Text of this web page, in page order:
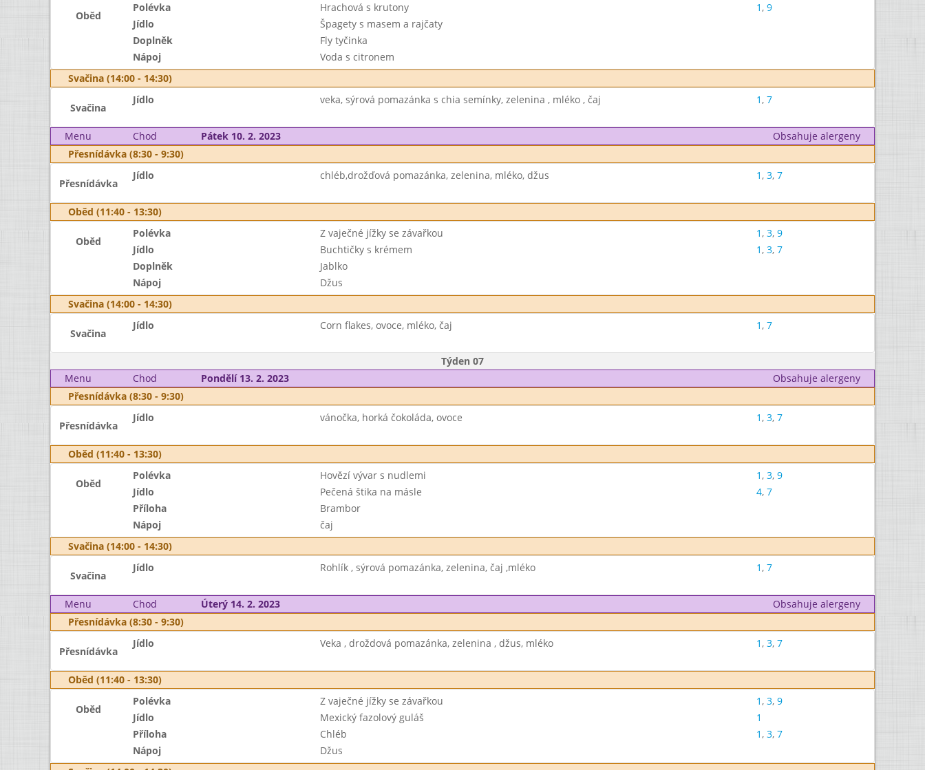
Oběd
Polévka Hrachová s krutony 1, 9
Jídlo
Špagety s masem a rajčaty
Doplněk
Fly tyčinka
Nápoj
Voda s citronem
Svačina (14:00 - 14:30)
Svačina
Jídlo veka, sýrová pomazánka s chia semínky, zelenina , mléko , čaj 1, 7
Menu Chod Pátek 10. 2. 2023
Obsahuje alergeny
Přesnídávka (8:30 - 9:30)
Přesnídávka
Jídlo chléb,drožďová pomazánka, zelenina, mléko, džus 1, 3, 7
Oběd (11:40 - 13:30)
Oběd
Polévka Z vaječné jížky se závařkou 1, 3, 9
Jídlo
Buchtičky s krémem 1, 3, 7
Doplněk
Jablko
Nápoj
Džus
Svačina (14:00 - 14:30)
Svačina
Jídlo Corn flakes, ovoce, mléko, čaj 1, 7
Týden 07
Menu
Chod Pondělí 13. 2. 2023
Obsahuje alergeny
Přesnídávka (8:30 - 9:30)
Přesnídávka
Jídlo vánočka, horká čokoláda, ovoce 1, 3, 7
Oběd (11:40 - 13:30)
Oběd
Polévka Hovězí vývar s nudlemi 1, 3, 9
Jídlo
Pečená štika na másle 4, 7
Příloha
Brambor
Nápoj
čaj
Svačina (14:00 - 14:30)
Svačina
Jídlo Rohlík , sýrová pomazánka, zelenina, čaj ,mléko 1, 7
Menu Chod Úterý 14. 2. 2023
Obsahuje alergeny
Přesnídávka (8:30 - 9:30)
Přesnídávka
Jídlo Veka , droždová pomazánka, zelenina , džus, mléko 1, 3, 7
Oběd (11:40 - 13:30)
Oběd
Polévka Z vaječné jížky se závařkou 1, 3, 9
Jídlo
Mexický fazolový guláš
1
Příloha
Chléb 1, 3, 7
Nápoj
Džus